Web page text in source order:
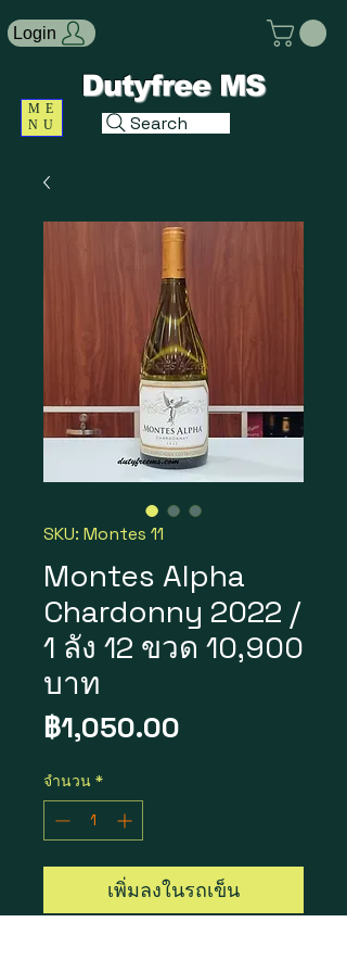
ME
NU
Search
Login
Dutyfree MS
SKU: Montes 11
Montes Alpha
Chardonny 2022 /
1 ลัง 12 ขวด 10,900
บาท
฿1,050.00
จำนวน *
เพิ่มลงในรถเข็น